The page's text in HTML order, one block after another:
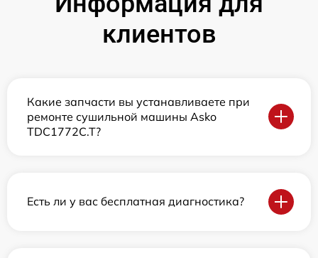
клиентов
Какие запчасти вы устанавливаете при
ремонте сушильной машины Asko
TDC1772C.T?
Есть ли у вас бесплатная диагностика?